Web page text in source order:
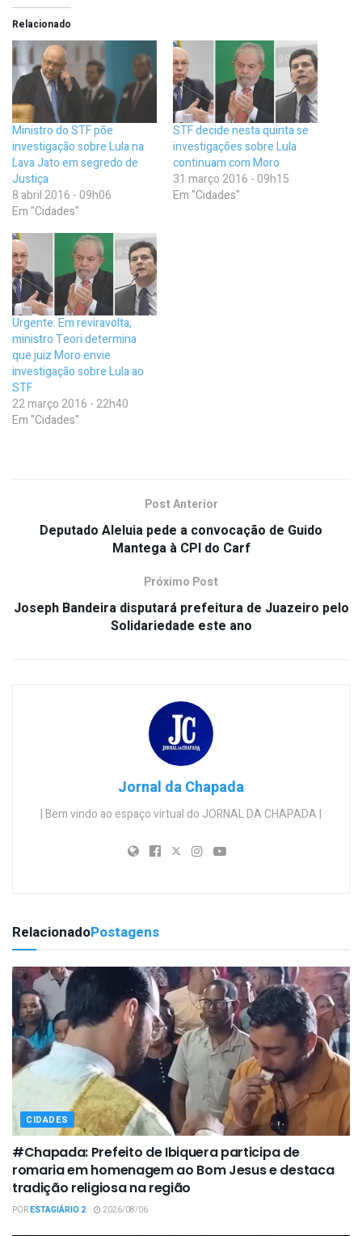
Relacionado
Ministro do STF põe
investigação sobre Lula na
Lava Jato em segredo de
Justiça
8 abril 2016 - 09h06
Em "Cidades"
STF decide nesta quinta se
investigações sobre Lula
continuam com Moro
31 março 2016 - 09h15
Em "Cidades"
Urgente: Em reviravolta,
ministro Teori determina
que juiz Moro envie
investigação sobre Lula ao
STF
22 março 2016 - 22h40
Em "Cidades"
Post Anterior
Deputado Aleluia pede a convocação de Guido
Mantega à CPI do Carf
Próximo Post
Joseph Bandeira disputará prefeitura de Juazeiro pelo
Solidariedade este ano
Jornal da Chapada
| Bem vindo ao espaço virtual do JORNAL DA CHAPADA |
RelacionadoPostagens
CIDADES
#Chapada: Prefeito de Ibiquera participa de
romaria em homenagem ao Bom Jesus e destaca
tradição religiosa na região
PORESTAGIÁRIO 2 2026/08/06